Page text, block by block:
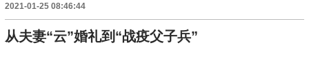
2021-01-25 08:46:44
从夫妻“云”婚礼到“战疫父子兵”